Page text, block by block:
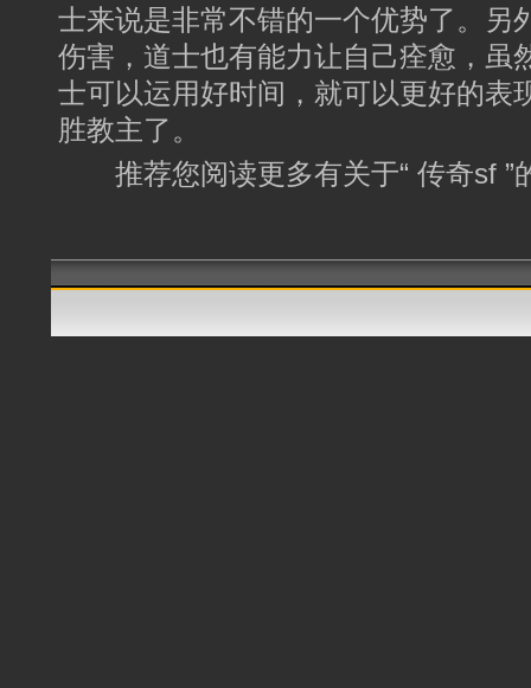
士来说是非常不错的一个优势了。另
伤害，道士也有能力让自己痊愈，虽
士可以运用好时间，就可以更好的表
胜教主了。
推荐您阅读更多有关于“ 传奇sf ”